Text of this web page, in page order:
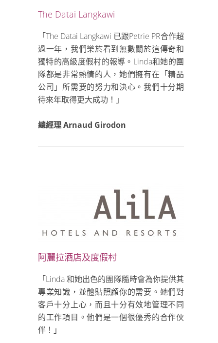
The Datai Langkawi
「The Datai Langkawi 已跟Petrie PR合作超
過一年，我們樂於看到無數關於這傳奇和
獨特的高級度假村的報導。Linda和她的團
隊都是非常熱情的人，她們擁有在「精品
公司」所需要的努力和決心。我們十分期
待來年取得更大成功！」
總經理 Arnaud Girodon
阿麗拉酒店及度假村
「Linda 和她出色的團隊隨時會為你提供其
專業知識，並體貼照顧你的需要。她們對
客戶十分上心，而且十分有效地管理不同
的工作項目。他們是一個很優秀的合作伙
伴！」